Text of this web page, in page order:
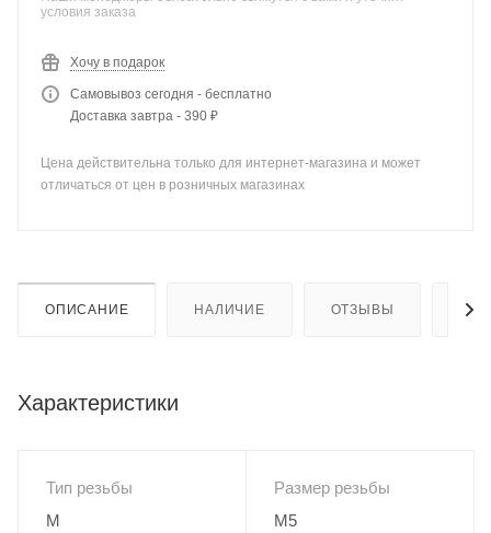
условия заказа
Хочу в подарок
Самовывоз сегодня - бесплатно
Доставка завтра - 390 ₽
Цена действительна только для интернет-магазина и может
отличаться от цен в розничных магазинах
ОПИСАНИЕ НАЛИЧИЕ ОТЗЫВЫ
Характеристики
Тип резьбы
M
Размер резьбы
M5